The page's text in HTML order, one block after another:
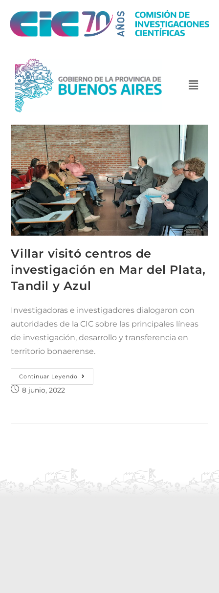
Villar visitó centros de
investigación en Mar del Plata,
Tandil y Azul
Investigadoras e investigadores dialogaron con
autoridades de la CIC sobre las principales líneas
de investigación, desarrollo y transferencia en
territorio bonaerense.
Continuar Leyendo
8 junio, 2022